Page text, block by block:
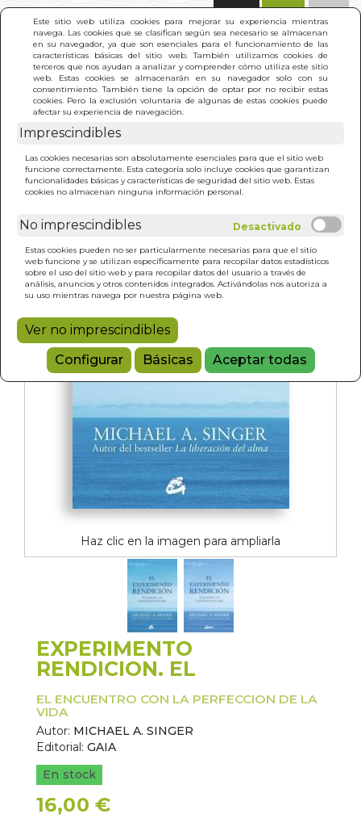
Este sitio web utiliza cookies para mejorar su experiencia mientras
navega. Las cookies que se clasifican según sea necesario se almacenan
en su navegador, ya que son esenciales para el funcionamiento de las
características básicas del sitio web. También utilizamos cookies de
terceros que nos ayudan a analizar y comprender cómo utiliza este sitio
web. Estas cookies se almacenarán en su navegador solo con su
consentimiento. También tiene la opción de optar por no recibir estas
cookies. Pero la exclusión voluntaria de algunas de estas cookies puede
afectar su experiencia de navegación.
Imprescindibles
Las cookies necesarias son absolutamente esenciales para que el sitio web
funcione correctamente. Esta categoría solo incluye cookies que garantizan
funcionalidades básicas y características de seguridad del sitio web. Estas
cookies no almacenan ninguna información personal.
No imprescindibles
Estas cookies pueden no ser particularmente necesarias para que el sitio
web funcione y se utilizan específicamente para recopilar datos estadísticos
sobre el uso del sitio web y para recopilar datos del usuario a través de
análisis, anuncios y otros contenidos integrados. Activándolas nos autoriza a
su uso mientras navega por nuestra página web.
Ver no imprescindibles
Configurar
Básicas Aceptar todas
INICIO > EXPERIMENTO RENDICION. EL
Haz clic en la imagen para ampliarla
EXPERIMENTO
RENDICION. EL
EL ENCUENTRO CON LA PERFECCION DE LA
VIDA
Autor: MICHAEL A. SINGER
Editorial: GAIA
En stock
16,00 €